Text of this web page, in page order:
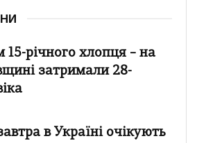
річного хлопця – на
затримали 28-
в Україні очікують